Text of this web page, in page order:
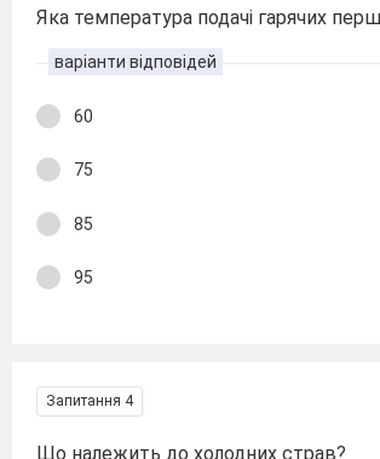
Яка температура подачі гарячих
варіанти відповідей
60
75
85
95
Запитання 4
Що належить до холодних страв?